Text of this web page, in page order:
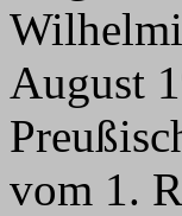
August
vom 1.